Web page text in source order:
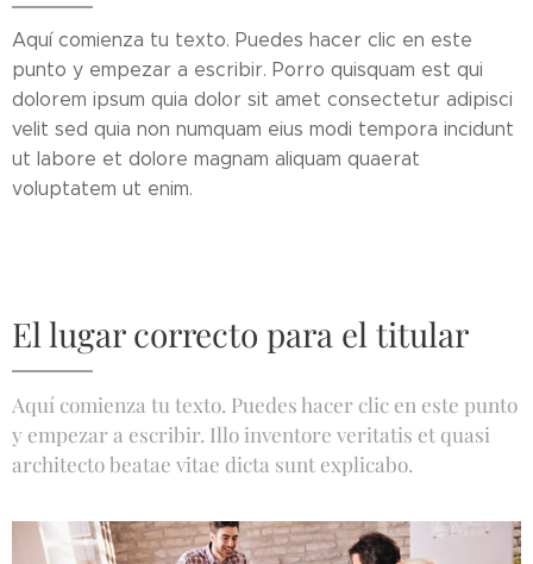
Aquí comienza tu texto. Puedes hacer clic en este
punto y empezar a escribir. Porro quisquam est qui
dolorem ipsum quia dolor sit amet consectetur adipisci
velit sed quia non numquam eius modi tempora incidunt
ut labore et dolore magnam aliquam quaerat
voluptatem ut enim.
El lugar correcto para el titular
Aquí comienza tu texto. Puedes hacer clic en este punto
y empezar a escribir. Illo inventore veritatis et quasi
architecto beatae vitae dicta sunt explicabo.